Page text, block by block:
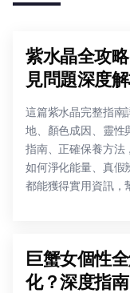
紫水晶全攻
見問題深度
這篇紫水晶完整指南
地、顏色成因、靈性
指南、正確保養方法
如何淨化能量、真假
都能獲得實用資訊，
巨蟹女個性
化？深度指南